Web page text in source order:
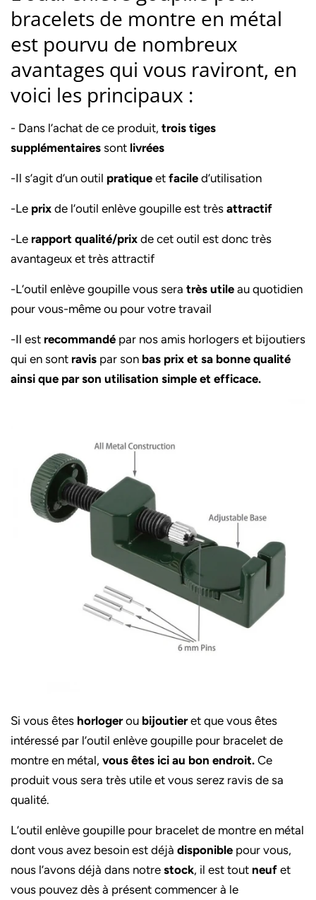
bracelets de montre en métal
est pourvu de nombreux
avantages qui vous raviront, en
voici les principaux :
- Dans l’achat de ce produit, trois tiges
supplémentaires sont livrées
-Il s’agit d’un outil pratique et facile d’utilisation
-Le prix de l’outil enlève goupille est très attractif
-Le rapport qualité/prix de cet outil est donc très
avantageux et très attractif
-L’outil enlève goupille vous sera très utile au quotidien
pour vous-même ou pour votre travail
-Il est recommandé par nos amis horlogers et bijoutiers
qui en sont ravis par son bas prix et sa bonne qualité
ainsi que par son utilisation simple et efficace.
Si vous êtes horlogerou bijoutieret que vous êtes
intéressé par l’outil enlève goupille pour bracelet de
montre en métal, vous êtes ici au bon endroit. Ce
produit vous sera très utile et vous serez ravis de sa
qualité.
L’outil enlève goupille pour bracelet de montre en métal
dont vous avez besoin est déjà disponible pour vous,
nous l’avons déjà dans notre stock, il est tout neuf et
vous pouvez dès à présent commencer à le